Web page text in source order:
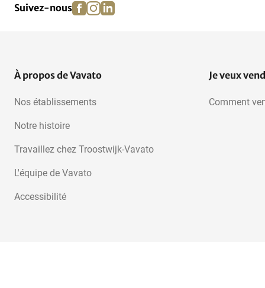
Suivez-nous facebook
instagram
linkedin
À propos de Vavato
Nos établissements
Notre histoire
Travaillez chez Troostwijk-Vavato
L'équipe de Vavato
Accessibilité
Je veux
Comment